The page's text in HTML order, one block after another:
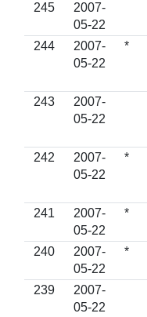
245
2007-
05-22
244
2007-
05-22
*
243
2007-
05-22
242
2007-
05-22
*
241
2007-
05-22
*
240
2007-
05-22
*
239
2007-
05-22